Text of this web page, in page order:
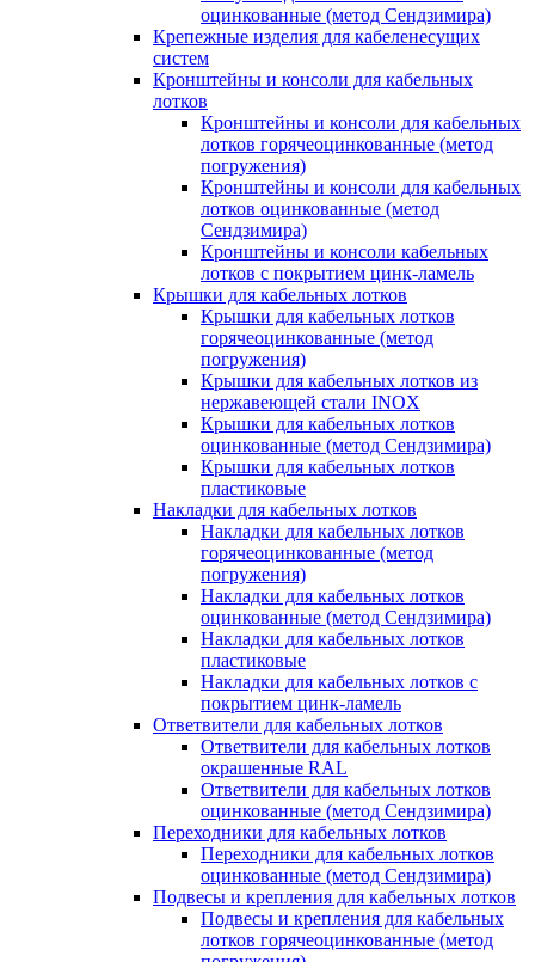
оцинкованные (метод Сендзимира)
Крепежные изделия для кабеленесущих
систем
Кронштейны и консоли для кабельных
лотков
Кронштейны и консоли для кабельных
лотков горячеоцинкованные (метод
погружения)
Кронштейны и консоли для кабельных
лотков оцинкованные (метод
Сендзимира)
Кронштейны и консоли кабельных
лотков с покрытием цинк-ламель
Крышки для кабельных лотков
Крышки для кабельных лотков
горячеоцинкованные (метод
погружения)
Крышки для кабельных лотков из
нержавеющей стали INOX
Крышки для кабельных лотков
оцинкованные (метод Сендзимира)
Крышки для кабельных лотков
пластиковые
Накладки для кабельных лотков
Накладки для кабельных лотков
горячеоцинкованные (метод
погружения)
Накладки для кабельных лотков
оцинкованные (метод Сендзимира)
Накладки для кабельных лотков
пластиковые
Накладки для кабельных лотков с
покрытием цинк-ламель
Ответвители для кабельных лотков
Ответвители для кабельных лотков
окрашенные RAL
Ответвители для кабельных лотков
оцинкованные (метод Сендзимира)
Переходники для кабельных лотков
Переходники для кабельных лотков
оцинкованные (метод Сендзимира)
Подвесы и крепления для кабельных лотков
Подвесы и крепления для кабельных
лотков горячеоцинкованные (метод